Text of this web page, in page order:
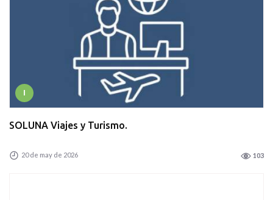
I
SOLUNA Viajes y Turismo.
20 de may de 2026 103